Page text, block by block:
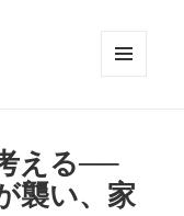
える──
襲い、家